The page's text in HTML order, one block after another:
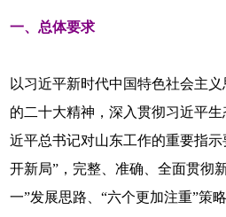
一、总体要求
以习近平新时代中国特色社会主
的二十大精神，深入贯彻习近平
近平总书记对山东工作的重要指示
开新局”，完整、准确、全面贯彻
一”发展思路、“六个更加注重”策